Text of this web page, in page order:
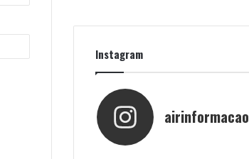
Instagram
airinformacao